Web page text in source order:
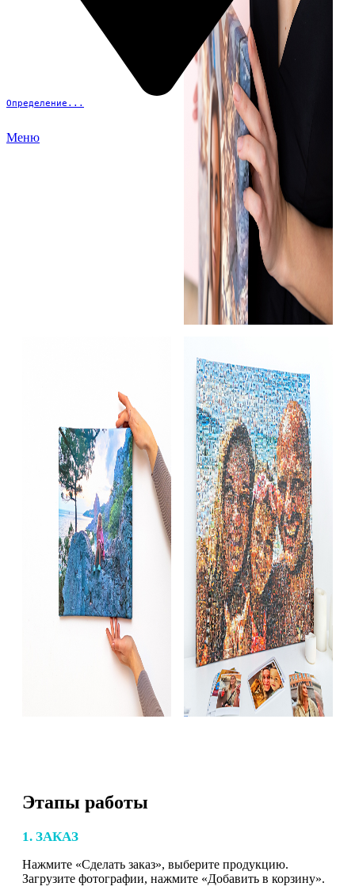
Определение...
Меню
Этапы работы
1. ЗАКАЗ
Нажмите «Сделать заказ», выберите продукцию.
Загрузите фотографии, нажмите «Добавить в корзину».